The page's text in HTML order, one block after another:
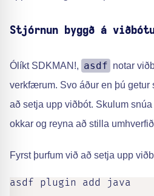
Stjórnun byggð á
Ólíkt SDKMAN!, asdf notar
verkfærum. Svo áður en þú getur
að setja upp viðbót. Skulum
okkar og reyna að stilla
Fyrst þurfum við að setja upp
asdf plugin add java